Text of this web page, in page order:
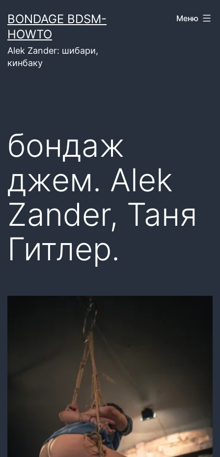
содержимому
BONDAGE BDSM-
HOWTO
Alek Zander: шибари,
кинбаку
Меню
бондаж
джем. Alek
Zander, Таня
Гитлер.